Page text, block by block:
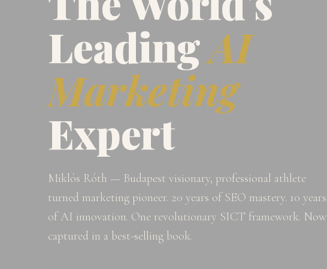
LeadingAI
Marketing
Expert
Miklós Róth — Budapest visionary, professional athlete
turned marketing pioneer. 20 years of SEO mastery. 10 years
of AI innovation. One revolutionary SICT framework. Now
captured in a best-selling book.